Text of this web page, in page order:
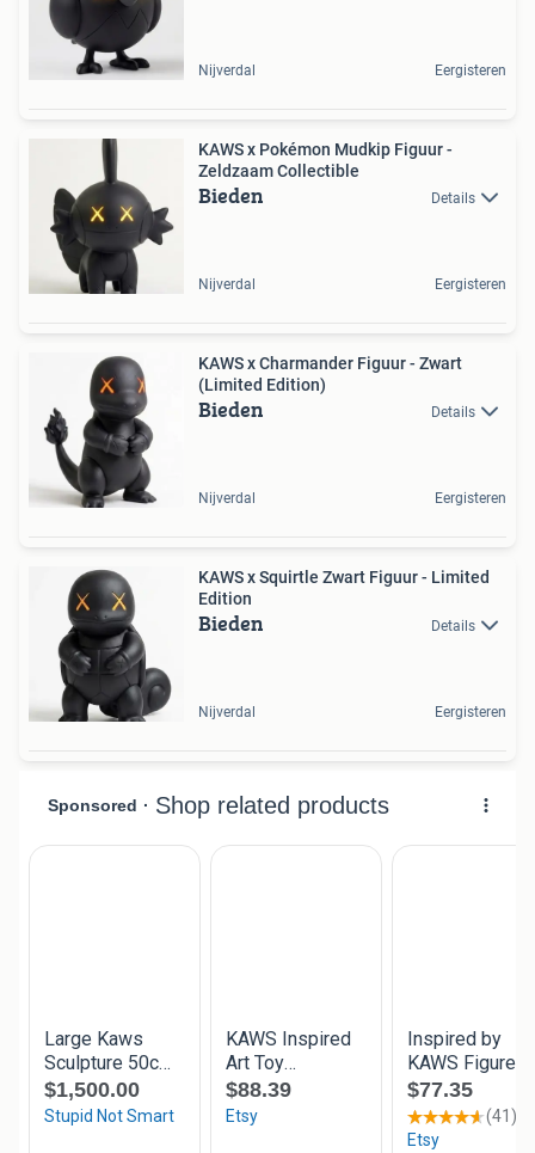
Nijverdal Eergisteren
KAWS x Pokémon Mudkip Figuur -
Zeldzaam Collectible
Bieden Details
Nijverdal Eergisteren
KAWS x Charmander Figuur - Zwart
(Limited Edition)
Bieden Details
Nijverdal Eergisteren
KAWS x Squirtle Zwart Figuur - Limited
Edition
Bieden Details
Nijverdal Eergisteren